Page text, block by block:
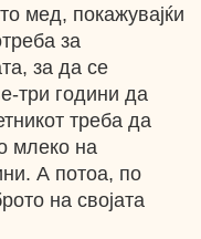
мед, покажувајќи
за
за да се
три години да
треба да
млеко на
А потоа, по
на својата